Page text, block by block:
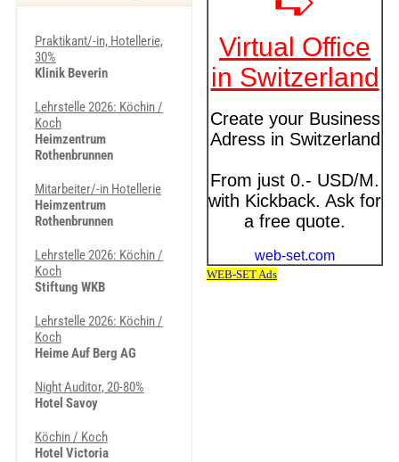
Praktikant/-in, Hotellerie,
30%
Klinik Beverin
Lehrstelle 2026: Köchin /
Koch
Heimzentrum
Rothenbrunnen
Mitarbeiter/-in Hotellerie
Heimzentrum
Rothenbrunnen
Lehrstelle 2026: Köchin /
Koch
Stiftung WKB
Lehrstelle 2026: Köchin /
Koch
Heime Auf Berg AG
Night Auditor, 20-80%
Hotel Savoy
Köchin / Koch
Hotel Victoria